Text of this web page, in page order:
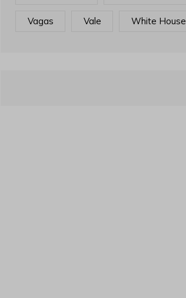
Vagas Vale White House